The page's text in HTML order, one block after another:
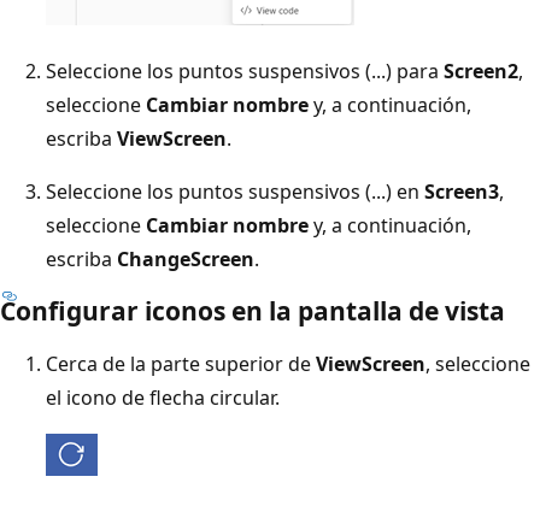
Seleccione los puntos suspensivos (...) para Screen2,
seleccione Cambiar nombrey, a continuación,
escriba ViewScreen.
Seleccione los puntos suspensivos (...) en Screen3,
seleccione Cambiar nombrey, a continuación,
escriba ChangeScreen.
Configurar iconos en la pantalla de vista
Cerca de la parte superior deViewScreen, seleccione
el icono de flecha circular.